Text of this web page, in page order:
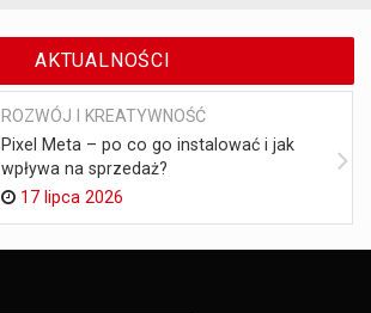
AKTUALNOŚCI
ROZWÓJ I KREATYWNOŚĆ
Pixel Meta – po co go instalować i jak
wpływa na sprzedaż?
17 lipca 2026